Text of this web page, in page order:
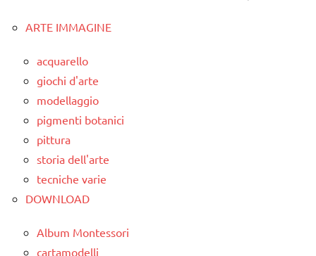
ARTE IMMAGINE
acquarello
giochi d'arte
modellaggio
pigmenti botanici
pittura
storia dell'arte
tecniche varie
DOWNLOAD
Album Montessori
cartamodelli